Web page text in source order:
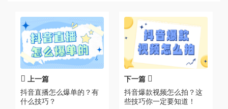
上一篇
抖音直播怎么爆单的？有
什么技巧？
下一篇
抖音爆款视频怎么拍？这
些技巧你一定要知道！